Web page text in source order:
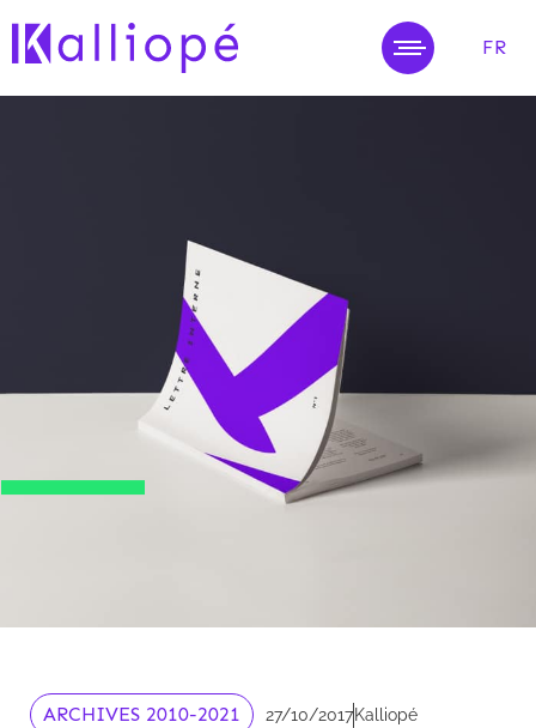
FR
ARCHIVES 2010-2021 27/10/2017Kalliopé